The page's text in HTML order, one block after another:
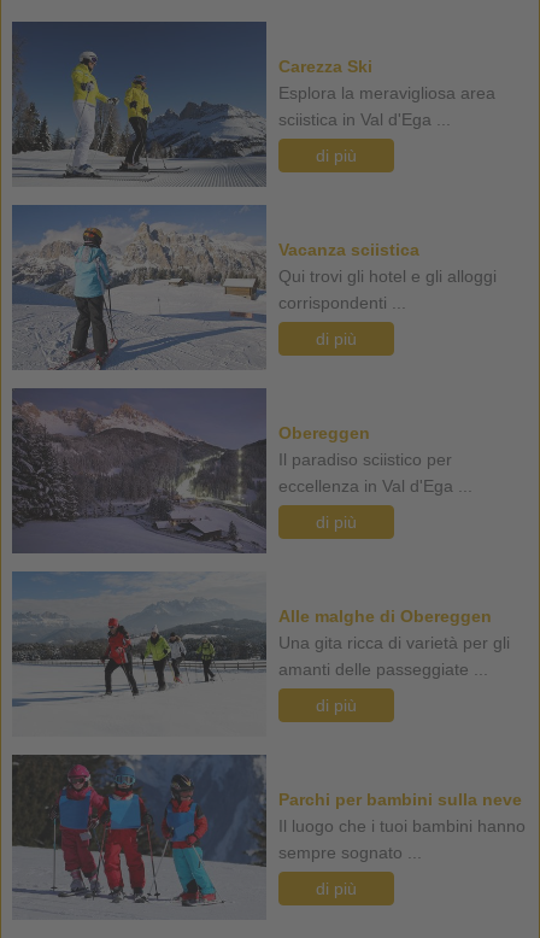
Carezza Ski
Esplora la meravigliosa area
sciistica in Val d'Ega ...
di più
Vacanza sciistica
Qui trovi gli hotel e gli alloggi
corrispondenti ...
di più
Obereggen
Il paradiso sciistico per
eccellenza in Val d'Ega ...
di più
Alle malghe di Obereggen
Una gita ricca di varietà per gli
amanti delle passeggiate ...
di più
Parchi per bambini sulla neve
Il luogo che i tuoi bambini hanno
sempre sognato ...
di più